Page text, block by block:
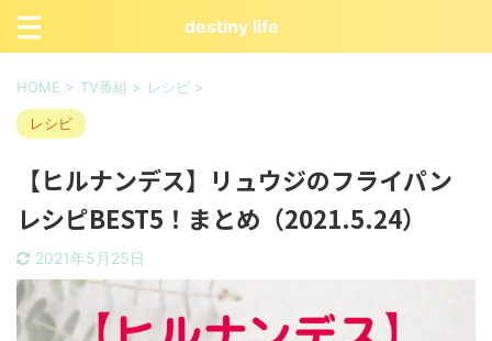
destiny life
HOME > TV番組 > レシピ >
レシピ
【ヒルナンデス】リュウジのフライパン
レシピBEST5！まとめ（2021.5.24）
2021年5月25日